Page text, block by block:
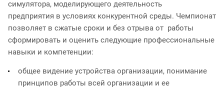
симулятора, моделирующего деятельность
предприятия в условиях конкурентной среды. Чемпионат
позволяет в сжатые сроки и без отрыва от работы
сформировать и оценить следующие профессиональные
навыки и компетенции:
общее видение устройства организации, понимание
принципов работы всей организации и ее